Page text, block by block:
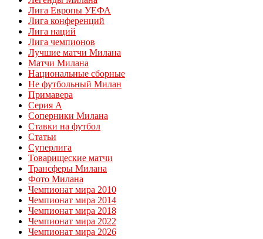
Лига Европы УЕФА
Лига конференций
Лига наций
Лига чемпионов
Лучшие матчи Милана
Матчи Милана
Национальные сборные
Не футбольный Милан
Примавера
Серия А
Соперники Милана
Ставки на футбол
Статьи
Суперлига
Товарищеские матчи
Трансферы Милана
Фото Милана
Чемпионат мира 2010
Чемпионат мира 2014
Чемпионат мира 2018
Чемпионат мира 2022
Чемпионат мира 2026